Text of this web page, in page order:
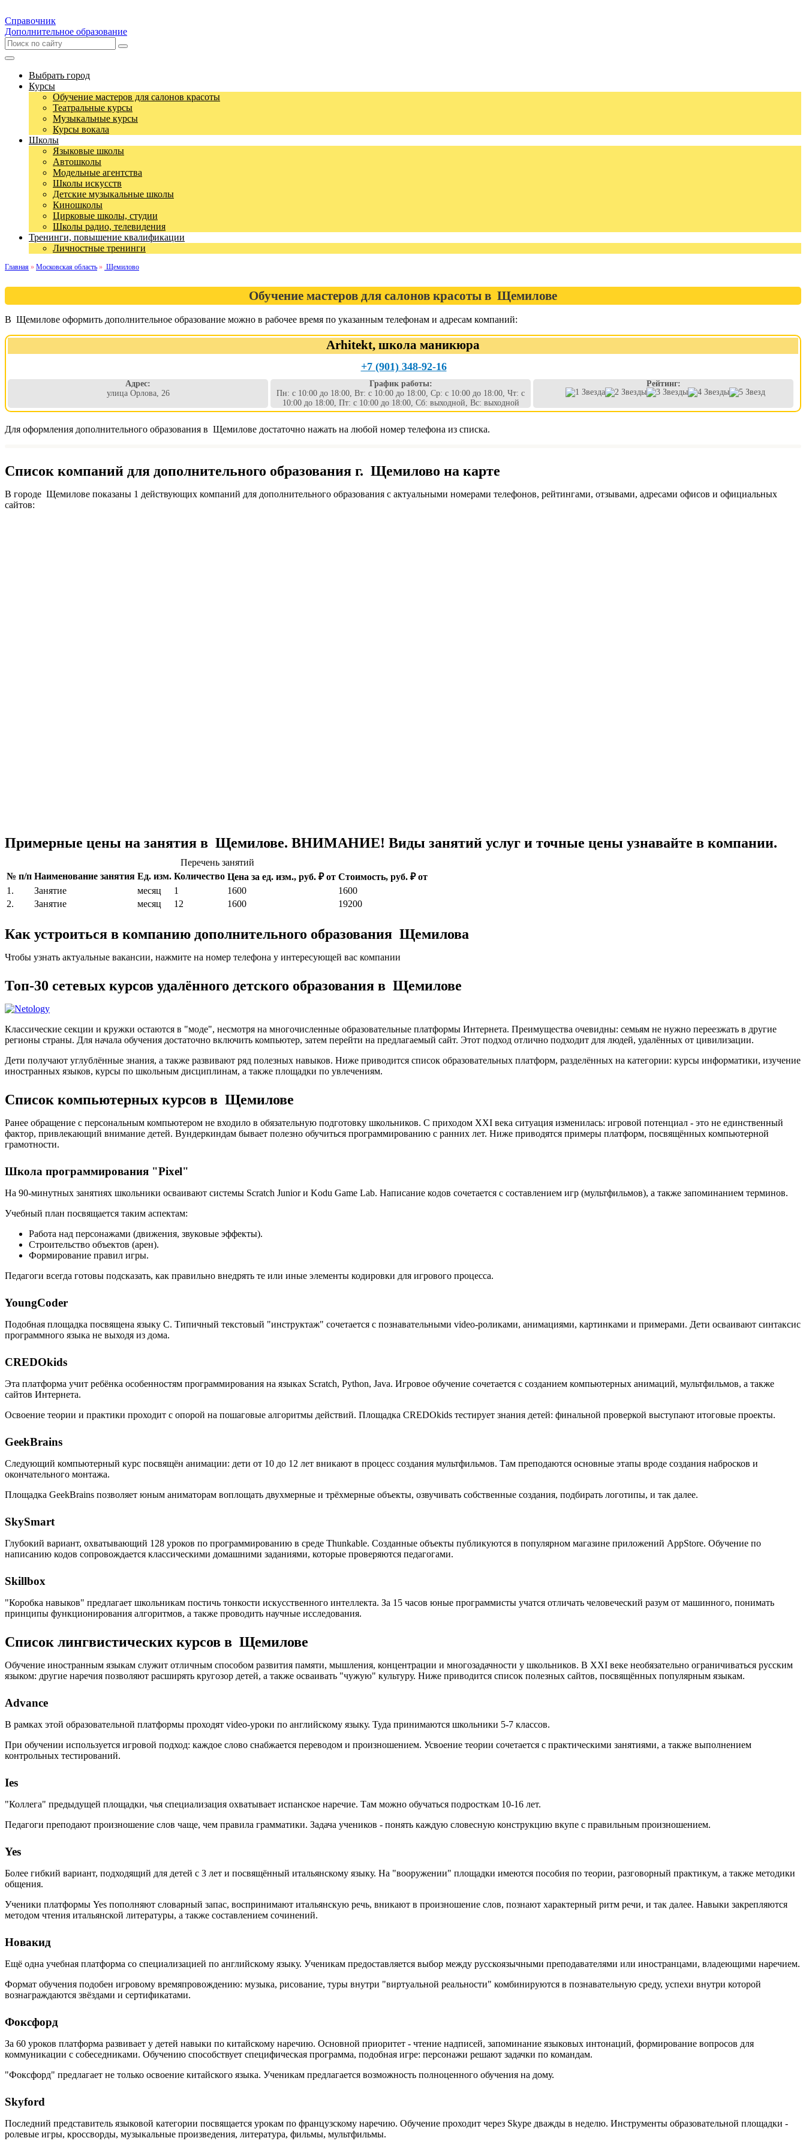
Справочник
Дополнительное образование
Выбрать город
Курсы
Обучение мастеров для салонов красоты
Театральные курсы
Музыкальные курсы
Курсы вокала
Школы
Языковые школы
Автошколы
Модельные агентства
Школы искусств
Детские музыкальные школы
Киношколы
Цирковые школы, студии
Школы радио, телевидения
Тренинги, повышение квалификации
Личностные тренинги
Главная » Московская область » Щемилово
Обучение мастеров для салонов красоты в Щемилове
В Щемилове оформить дополнительное образование можно в рабочее время по указанным телефонам и адресам компаний:
Arhitekt, школа маникюра
+7 (901) 348-92-16
Адрес:
улица Орлова, 26
График работы:
Пн: с 10:00 до 18:00, Вт: с 10:00 до 18:00, Ср: с 10:00 до 18:00, Чт: с
10:00 до 18:00, Пт: с 10:00 до 18:00, Сб: выходной, Вс: выходной
Рейтинг:
Для оформления дополнительного образования в Щемилове достаточно нажать на любой номер телефона из списка.
Список компаний для дополнительного образования г. Щемилово на карте
В городе Щемилове показаны 1 действующих компаний для дополнительного образования с актуальными номерами телефонов, рейтингами, отзывами, адресами офисов и официальных
сайтов:
Примерные цены на занятия в Щемилове. ВНИМАНИЕ! Виды занятий услуг и точные цены узнавайте в компании.
Перечень занятий
№ п/п Наименование занятия Ед. изм. Количество Цена за ед. изм., руб. ₽ от Стоимость, руб. ₽ от
1.
Занятие месяц 1 1600
1600
2.
Занятие месяц 12 1600 19200
Как устроиться в компанию дополнительного образования Щемилова
Чтобы узнать актуальные вакансии, нажмите на номер телефона у интересующей вас компании
Топ-30 сетевых курсов удалённого детского образования в Щемилове
Классические секции и кружки остаются в "моде", несмотря на многочисленные образовательные платформы Интернета. Преимущества очевидны: семьям не нужно переезжать в другие
регионы страны. Для начала обучения достаточно включить компьютер, затем перейти на предлагаемый сайт. Этот подход отлично подходит для людей, удалённых от цивилизации.
Дети получают углублённые знания, а также развивают ряд полезных навыков. Ниже приводится список образовательных платформ, разделённых на категории: курсы информатики, изучение
иностранных языков, курсы по школьным дисциплинам, а также площадки по увлечениям.
Список компьютерных курсов в Щемилове
Ранее обращение с персональным компьютером не входило в обязательную подготовку школьников. С приходом XXI века ситуация изменилась: игровой потенциал - это не единственный
фактор, привлекающий внимание детей. Вундеркиндам бывает полезно обучиться программированию с ранних лет. Ниже приводятся примеры платформ, посвящённых компьютерной
грамотности.
Школа программирования "Pixel"
На 90-минутных занятиях школьники осваивают системы Scratch Junior и Kodu Game Lab. Написание кодов сочетается с составлением игр (мультфильмов), а также запоминанием терминов.
Учебный план посвящается таким аспектам:
Работа над персонажами (движения, звуковые эффекты).
Строительство объектов (арен).
Формирование правил игры.
Педагоги всегда готовы подсказать, как правильно внедрять те или иные элементы кодировки для игрового процесса.
YoungCoder
Подобная площадка посвящена языку C. Типичный текстовый "инструктаж" сочетается с познавательными video-роликами, анимациями, картинками и примерами. Дети осваивают синтаксис
программного языка не выходя из дома.
CREDOkids
Эта платформа учит ребёнка особенностям программирования на языках Scratch, Python, Java. Игровое обучение сочетается с созданием компьютерных анимаций, мультфильмов, а также
сайтов Интернета.
Освоение теории и практики проходит с опорой на пошаговые алгоритмы действий. Площадка CREDOkids тестирует знания детей: финальной проверкой выступают итоговые проекты.
GeekBrains
Следующий компьютерный курс посвящён анимации: дети от 10 до 12 лет вникают в процесс создания мультфильмов. Там преподаются основные этапы вроде создания набросков и
окончательного монтажа.
Площадка GeekBrains позволяет юным аниматорам воплощать двухмерные и трёхмерные объекты, озвучивать собственные создания, подбирать логотипы, и так далее.
SkySmart
Глубокий вариант, охватывающий 128 уроков по программированию в среде Thunkable. Созданные объекты публикуются в популярном магазине приложений AppStore. Обучение по
написанию кодов сопровождается классическими домашними заданиями, которые проверяются педагогами.
Skillbox
"Коробка навыков" предлагает школьникам постичь тонкости искусственного интеллекта. За 15 часов юные программисты учатся отличать человеческий разум от машинного, понимать
принципы функционирования алгоритмов, а также проводить научные исследования.
Список лингвистических курсов в Щемилове
Обучение иностранным языкам служит отличным способом развития памяти, мышления, концентрации и многозадачности у школьников. В XXI веке необязательно ограничиваться русским
языком: другие наречия позволяют расширять кругозор детей, а также осваивать "чужую" культуру. Ниже приводится список полезных сайтов, посвящённых популярным языкам.
Advance
В рамках этой образовательной платформы проходят video-уроки по английскому языку. Туда принимаются школьники 5-7 классов.
При обучении используется игровой подход: каждое слово снабжается переводом и произношением. Усвоение теории сочетается с практическими занятиями, а также выполнением
контрольных тестирований.
Ies
"Коллега" предыдущей площадки, чья специализация охватывает испанское наречие. Там можно обучаться подросткам 10-16 лет.
Педагоги преподают произношение слов чаще, чем правила грамматики. Задача учеников - понять каждую словесную конструкцию вкупе с правильным произношением.
Yes
Более гибкий вариант, подходящий для детей с 3 лет и посвящённый итальянскому языку. На "вооружении" площадки имеются пособия по теории, разговорный практикум, а также методики
общения.
Ученики платформы Yes пополняют словарный запас, воспринимают итальянскую речь, вникают в произношение слов, познают характерный ритм речи, и так далее. Навыки закрепляются
методом чтения итальянской литературы, а также составлением сочинений.
Новакид
Ещё одна учебная платформа со специализацией по английскому языку. Ученикам предоставляется выбор между русскоязычными преподавателями или иностранцами, владеющими наречием.
Формат обучения подобен игровому времяпровождению: музыка, рисование, туры внутри "виртуальной реальности" комбинируются в познавательную среду, успехи внутри которой
вознаграждаются звёздами и сертификатами.
Фоксфорд
За 60 уроков платформа развивает у детей навыки по китайскому наречию. Основной приоритет - чтение надписей, запоминание языковых интонаций, формирование вопросов для
коммуникации с собеседниками. Обучению способствует специфическая программа, подобная игре: персонажи решают задачки по командам.
"Фоксфорд" предлагает не только освоение китайского языка. Ученикам предлагается возможность полноценного обучения на дому.
Skyford
Последний представитель языковой категории посвящается урокам по французскому наречию. Обучение проходит через Skype дважды в неделю. Инструменты образовательной площадки -
ролевые игры, кроссворды, музыкальные произведения, литература, фильмы, мультфильмы.